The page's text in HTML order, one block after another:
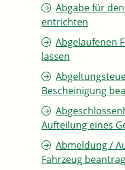
Abgabe für
entrichten
Abgelaufenen
lassen
Bescheinigung
Aufteilung eines
Abmeldung /
Fahrzeug